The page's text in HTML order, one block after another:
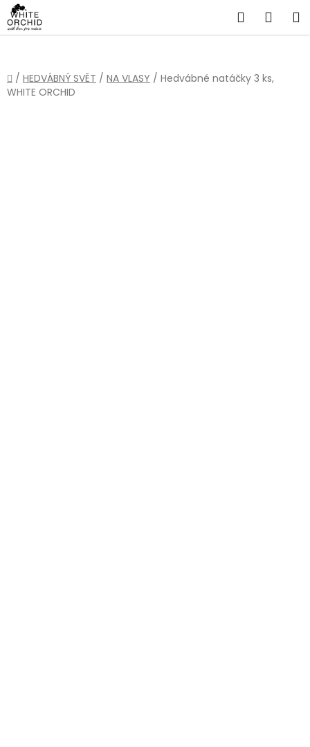
Přejít
na
obsah
Hledat
Domů
/ HEDVÁBNÝ SVĚT / NA VLASY / Hedvábné natáčky 3 ks,
WHITE ORCHID